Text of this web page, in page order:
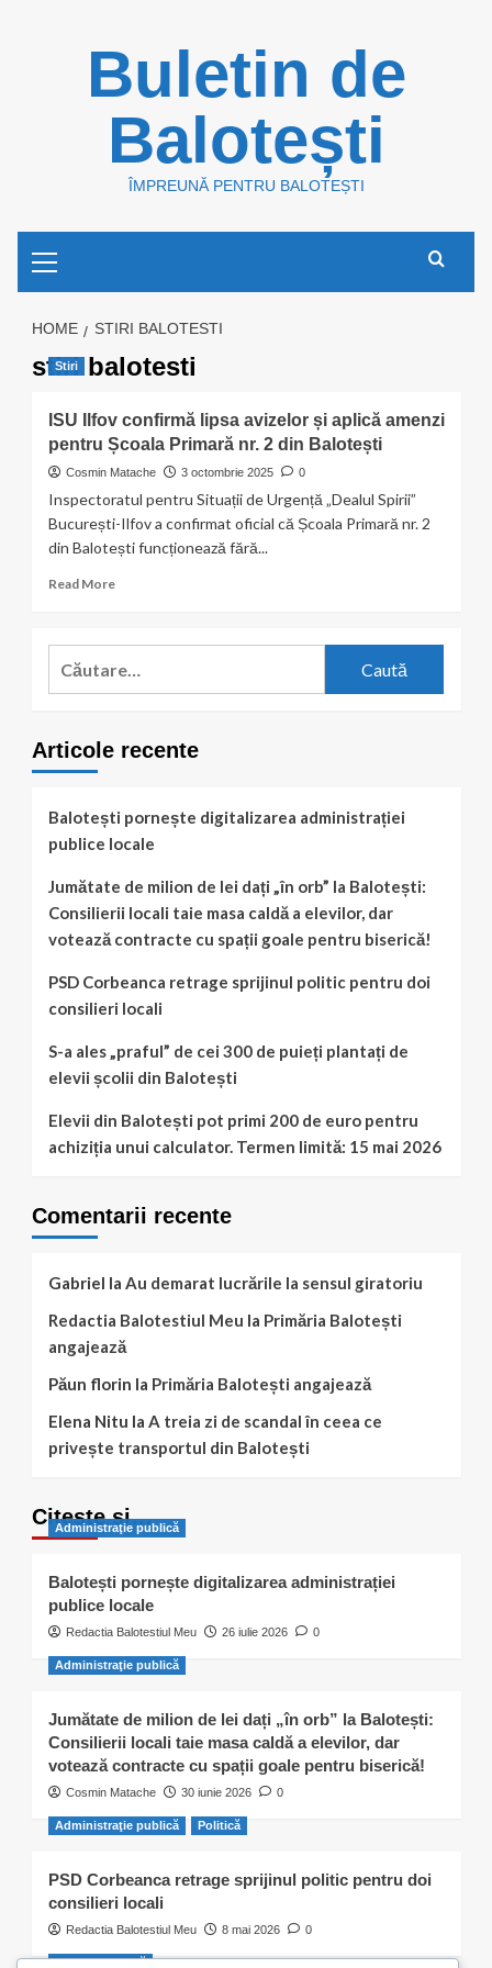
Buletin de
Balotești
ÎMPREUNĂ PENTRU BALOTEȘTI
Menu
HOME STIRI BALOTESTI
stiri balotesti
Stiri
ISU Ilfov confirmă lipsa avizelor și aplică amenzi
pentru Școala Primară nr. 2 din Balotești
Cosmin Matache 3 octombrie 2025 0
Inspectoratul pentru Situații de Urgență „Dealul Spirii”
București-Ilfov a confirmat oficial că Școala Primară nr. 2
din Balotești funcționează fără...
Read MoreRead
ISU
Ilfov
și
pentru
Școala
Primară
2
din
Balotești
Caută
Articole recente
Balotești pornește digitalizarea administrației
publice locale
Jumătate de milion de lei dați „în orb” la Balotești:
Consilierii locali taie masa caldă a elevilor, dar
votează contracte cu spații goale pentru biserică!
PSD Corbeanca retrage sprijinul politic pentru doi
consilieri locali
S-a ales „praful” de cei 300 de puieți plantați de
elevii școlii din Balotești
Elevii din Balotești pot primi 200 de euro pentru
achiziția unui calculator. Termen limită: 15 mai 2026
Comentarii recente
Gabriel la Au demarat lucrările la sensul giratoriu
Redactia Balotestiul Meu la Primăria Balotești
angajează
Păun florin la Primăria Balotești angajează
Elena Nitu la A treia zi de scandal în ceea ce
privește transportul din Balotești
Citește și…
Administraţie publică
Balotești pornește digitalizarea administrației
publice locale
Redactia Balotestiul Meu 26 iulie 2026 0
Administraţie publică
Jumătate de milion de lei dați „în orb” la Balotești:
Consilierii locali taie masa caldă a elevilor, dar
votează contracte cu spații goale pentru biserică!
Cosmin Matache 30 iunie 2026 0
Administraţie publică Politică
PSD Corbeanca retrage sprijinul politic pentru doi
consilieri locali
Redactia Balotestiul Meu 8 mai 2026 0
Activitate civică